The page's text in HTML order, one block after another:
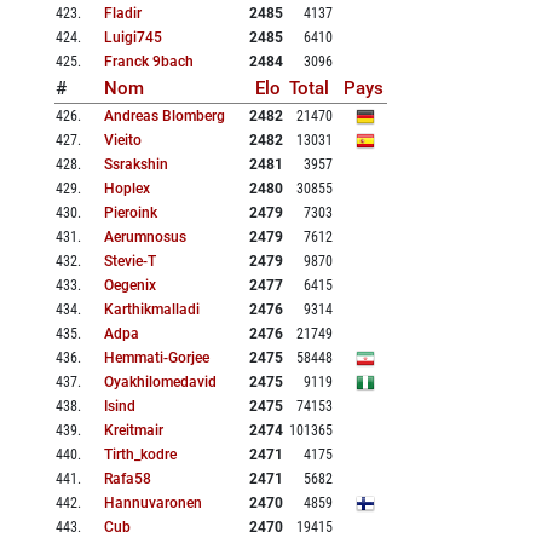
423. Fladir 2485
4137
424. Luigi745 2485
6410
425. Franck 9bach 2484 3096
# Nom Elo Total Pays
426. Andreas Blomberg 2482
21470
427. Vieito 2482
13031
428. Ssrakshin 2481
3957
429. Hoplex 2480
30855
430. Pieroink 2479
7303
431 . Aerumnosus 2479
7612
432. Stevie-T 2479
9870
433. Oegenix 2477
6415
434. Karthikmalladi 2476
9314
435. Adpa 2476
21749
436. Hemmati-Gorjee 2475
58448
437. Oyakhilomedavid 2475
9119
438. Isind 2475
74153
439. Kreitmair 2474 101365
440. Tirth_kodre 2471
4175
441 . Rafa58 2471
5682
442. Hannuvaronen 2470
4859
443. Cub 2470
19415